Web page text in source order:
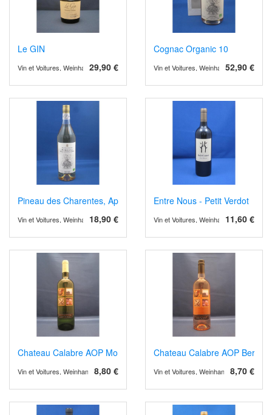
Le GIN
29,90 €
Vin et Voitures, Weinhandel und Weinimport
Cognac Organic 10
52,90 €
Vin et Voitures, Weinhandel und
Pineau des Charentes, Aperitif- Dessertwein, Bio
18,90 €
Vin et Voitures, Weinhandel und Weinimport
Entre Nous - Petit Verdot
11,60 €
Vin et Voitures, Weinhandel und
Chateau Calabre AOP Montravel 2024 weiss
8,80 €
Vin et Voitures, Weinhandel und Weinimport
Chateau Calabre AOP
8,70 €
Vin et Voitures, Weinhandel und